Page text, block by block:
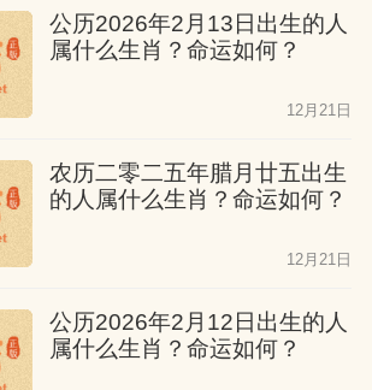
公历2026年2月13日出生的人
属什么生肖？命运如何？
12月21日
农历二零二五年腊月廿五出生
的人属什么生肖？命运如何？
12月21日
公历2026年2月12日出生的人
属什么生肖？命运如何？